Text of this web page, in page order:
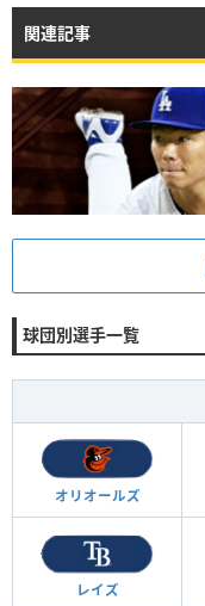
関連記事
球団別選手一覧
オリオールズ
レイズ